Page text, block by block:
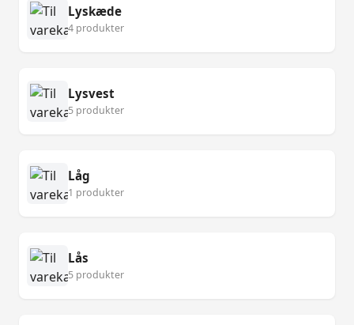
Lyskæde
4 produkter
Lysvest
5 produkter
Låg
1 produkter
Lås
5 produkter